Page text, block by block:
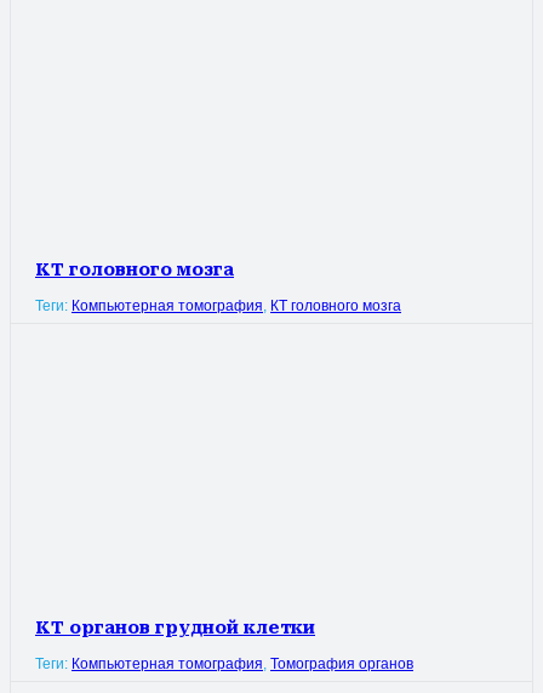
КТ головного мозга
Теги: Компьютерная томография, КТ головного мозга
КТ органов грудной клетки
Теги: Компьютерная томография, Томография органов